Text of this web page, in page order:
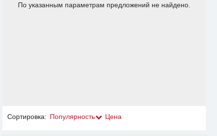
По указанным параметрам предложений не найдено.
Сортировка: Популярность Цена